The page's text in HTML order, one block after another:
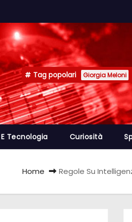
Tag popolari Giorgia Meloni
Tecnologia Curiosità
Home Regole Su